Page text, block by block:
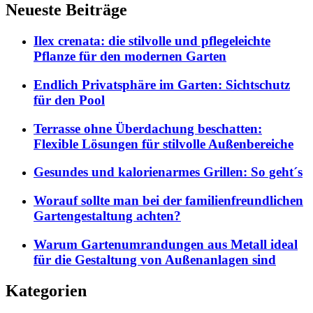
Neueste Beiträge
Ilex crenata: die stilvolle und pflegeleichte
Pflanze für den modernen Garten
Endlich Privatsphäre im Garten: Sichtschutz
für den Pool
Terrasse ohne Überdachung beschatten:
Flexible Lösungen für stilvolle Außenbereiche
Gesundes und kalorienarmes Grillen: So geht´s
Worauf sollte man bei der familienfreundlichen
Gartengestaltung achten?
Warum Gartenumrandungen aus Metall ideal
für die Gestaltung von Außenanlagen sind
Kategorien